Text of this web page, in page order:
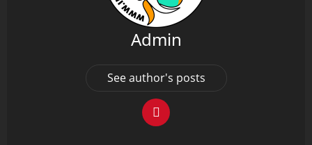
Admin
See author's posts